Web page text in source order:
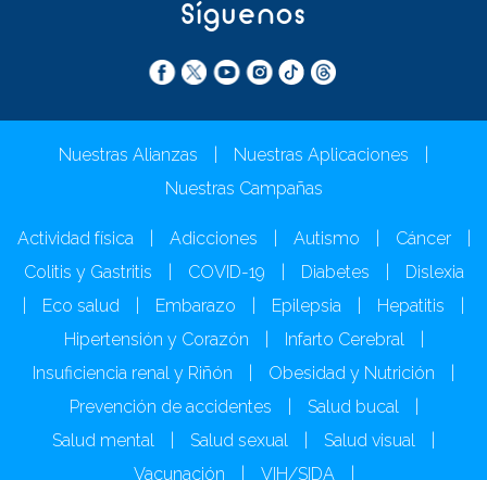
Síguenos
Nuestras Alianzas Nuestras Aplicaciones
Nuestras Campañas
Actividad física Adicciones Autismo Cáncer
Colitis y Gastritis
COVID-19 Diabetes
Dislexia
Eco salud Embarazo Epilepsia Hepatitis
Hipertensión y Corazón
Infarto Cerebral
Insuficiencia renal y Riñón
Obesidad y Nutrición
Prevención de accidentes
Salud bucal
Salud mental
Salud sexual Salud visual
Vacunación
VIH/SIDA